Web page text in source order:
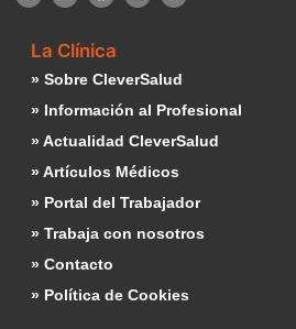
La Clínica
» Sobre CleverSalud
» Información al Profesional
» Actualidad CleverSalud
» Artículos Médicos
» Portal del Trabajador
» Trabaja con nosotros
» Contacto
» Política de Cookies